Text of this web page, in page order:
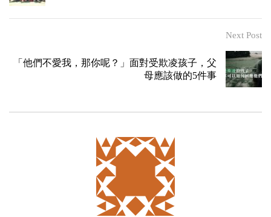
Next Post
「他們不愛我，那你呢？」面對受欺凌孩子，父
母應該做的5件事